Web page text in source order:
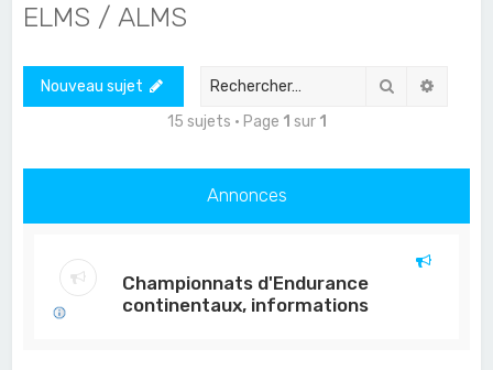
ELMS / ALMS
Nouveau sujet Rechercher
15 sujets • Page 1 sur 1
Annonces
Championnats d'Endurance
continentaux, informations